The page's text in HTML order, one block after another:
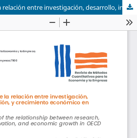
Análisis empírico de la relación entre investigación, desarrollo, innovación, y crecimiento económico en países OCDE